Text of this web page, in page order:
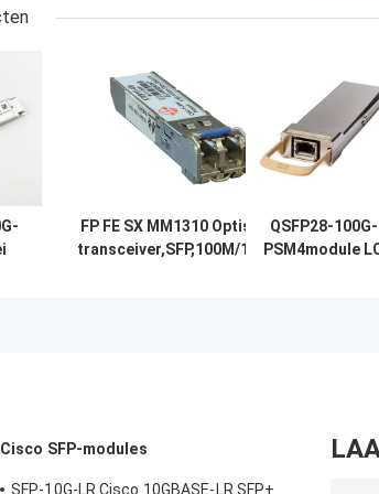
FP FE SX MM1310 Optische
transceiver,SFP,100M/155M
QSFP28-100G-
PSM4module
Cisco SFP-modules
SFP-10G-LR Cisco 10GBASE-LR SFP+